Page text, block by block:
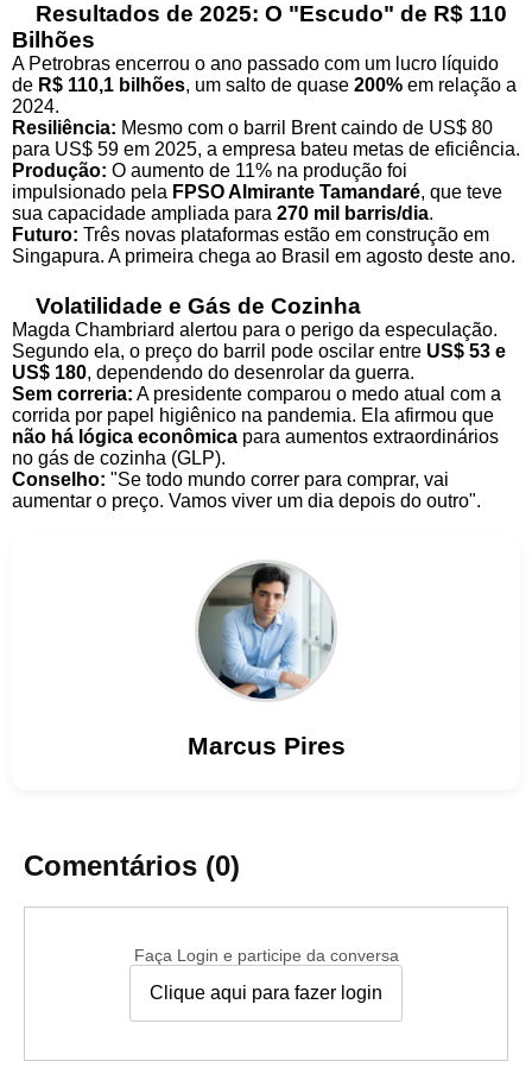
Resultados de 2025: O "Escudo" de R$ 110
Bilhões
A Petrobras encerrou o ano passado com um lucro líquido
de R$ 110,1 bilhões, um salto de quase 200% em relação a
2024.
Resiliência: Mesmo com o barril Brent caindo de US$ 80
para US$ 59 em 2025, a empresa bateu metas de eficiência.
Produção: O aumento de 11% na produção foi
impulsionado pela FPSO Almirante Tamandaré, que teve
sua capacidade ampliada para 270 mil barris/dia.
Futuro: Três novas plataformas estão em construção em
Singapura. A primeira chega ao Brasil em agosto deste ano.
Volatilidade e Gás de Cozinha
Magda Chambriard alertou para o perigo da especulação.
Segundo ela, o preço do barril pode oscilar entre US$ 53 e
US$ 180, dependendo do desenrolar da guerra.
Sem correria: A presidente comparou o medo atual com a
corrida por papel higiênico na pandemia. Ela afirmou que
não há lógica econômica para aumentos extraordinários
no gás de cozinha (GLP).
Conselho: "Se todo mundo correr para comprar, vai
aumentar o preço. Vamos viver um dia depois do outro".
Marcus Pires
Comentários (0)
Faça Login e participe da conversa
Clique aqui para fazer login